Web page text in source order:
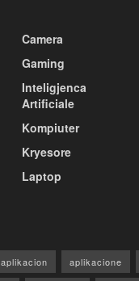
Camera
Gaming
Inteligjenca
Artificiale
Kompiuter
Kryesore
Laptop
aplikacion aplikacione